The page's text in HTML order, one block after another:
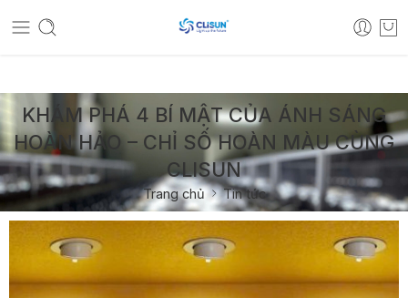
Hotline bán hàng: 0919181611
KHÁM PHÁ 4 BÍ MẬT CỦA ÁNH SÁNG
HOÀN HẢO – CHỈ SỐ HOÀN MÀU CÙNG
CLISUN
Trang chủ Tin tức